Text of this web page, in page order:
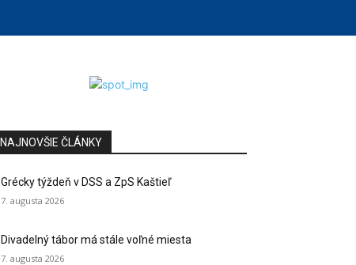
NAJNOVŠIE ČLÁNKY
Grécky týždeň v DSS a ZpS Kaštieľ
7. augusta 2026
Divadelný tábor má stále voľné miesta
7. augusta 2026